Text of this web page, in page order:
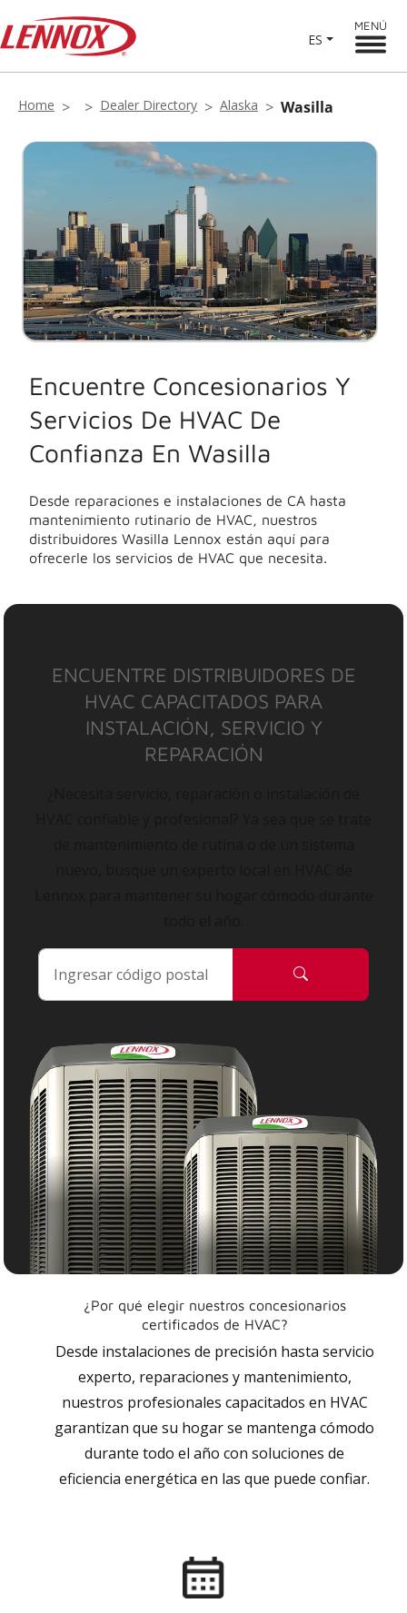
ES
MENÚ
Home Dealer Directory Alaska Wasilla
Encuentre Concesionarios Y
Servicios De HVAC De
Confianza En Wasilla
Desde reparaciones e instalaciones de CA hasta
mantenimiento rutinario de HVAC, nuestros
distribuidores Wasilla Lennox están aquí para
ofrecerle los servicios de HVAC que necesita.
ENCUENTRE DISTRIBUIDORES DE
HVAC CAPACITADOS PARA
INSTALACIÓN, SERVICIO Y
REPARACIÓN
¿Por qué elegir nuestros concesionarios
certificados de HVAC?
Desde instalaciones de precisión hasta servicio
experto, reparaciones y mantenimiento,
nuestros profesionales capacitados en HVAC
garantizan que su hogar se mantenga cómodo
durante todo el año con soluciones de
eficiencia energética en las que puede confiar.